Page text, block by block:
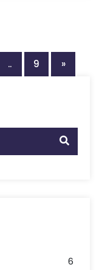
.. 9 »
6